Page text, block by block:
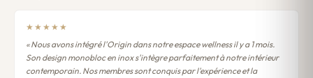
★★★★★
« Nous avons intégré l'Origin dans notre espace wellness il y a 1 mois.
Son design monobloc en inox s'intègre parfaitement à notre intérieur
contemporain. Nos membres sont conquis par l'expérience et la